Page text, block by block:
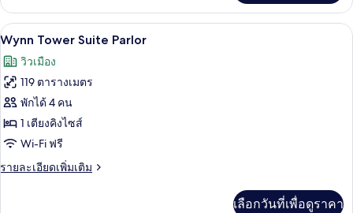
เกี่ยว
กับ
Wynn
Panoramic
View
King
เปิด
ภาพถ่าย
ทั้งหมด
ของ
Wynn
Tower
Parlor
เครื่องนอนระดับพรีเมียม, เตียงพร้อม
4
Wynn Tower Suite Parlor
วิวเมือง
119 ตารางเมตร
พักได้ 4 คน
1 เตียงคิงไซส์
Wi-Fi ฟรี
รายละเอียดเพิ่มเติม
ราย
เลือกวันที่เพื่อดูราคา